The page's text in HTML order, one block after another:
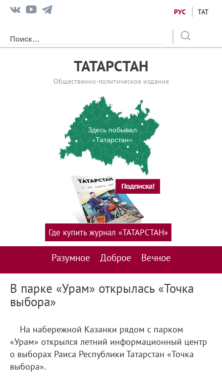
РУС ТАТ
ТАТАРСТАН
Общественно-политическое издание
Здесь побывал
«Татарстан»
Разумное Доброе Вечное
Где купить журнал «ТАТАРСТАН»
В парке «Урам» открылась «Точка
выбора»
На набережной Казанки рядом с парком
«Урам» открылся летний информационный центр
о выборах Раиса Республики Татарстан «Точка
выбора».